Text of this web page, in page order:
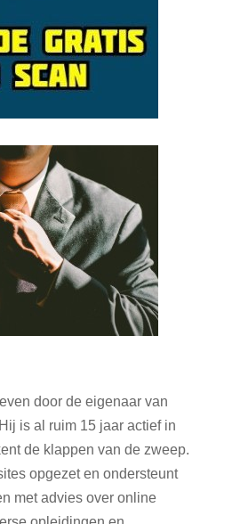
door de eigenaar van
is al ruim 15 jaar actief in
de klappen van de zweep.
opgezet en ondersteunt
met advies over online